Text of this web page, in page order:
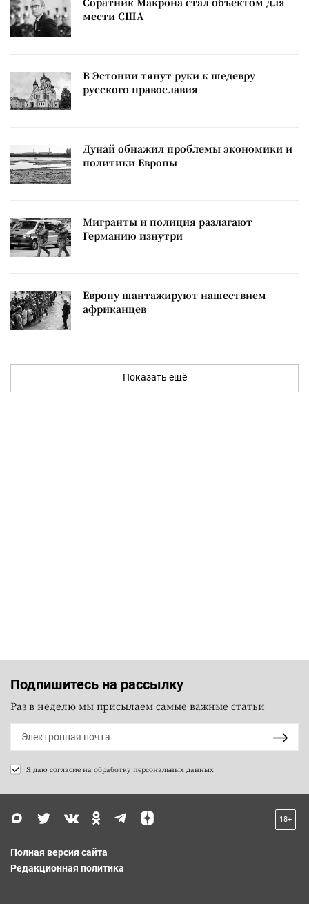
мести США
В Эстонии тянут руки к шедевру
русского православия
Дунай обнажил проблемы экономики и
политики Европы
Мигранты и полиция разлагают
Германию изнутри
Европу шантажируют нашествием
африканцев
Показать ещё
Подпишитесь на рассылку
Раз в неделю мы присылаем самые важные статьи
Я даю согласие на обработку персональных данных
18+
Полная версия сайта
Редакционная политика